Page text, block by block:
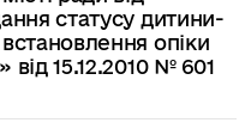
статусу дитини-
опіки
15.12.2010 № 601